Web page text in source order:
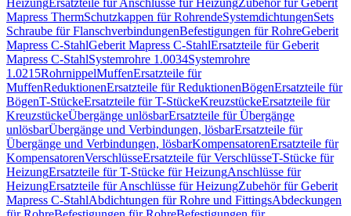
HeizungErsatzteile für Anschlüsse für HeizungZubehör für Geberit
Mapress ThermSchutzkappen für RohrendeSystemdichtungenSets
Schraube für FlanschverbindungenBefestigungen für RohreGeberit
Mapress C-StahlGeberit Mapress C-StahlErsatzteile für Geberit
Mapress C-StahlSystemrohre 1.0034Systemrohre
1.0215RohrnippelMuffenErsatzteile für
MuffenReduktionenErsatzteile für ReduktionenBögenErsatzteile für
BögenT-StückeErsatzteile für T-StückeKreuzstückeErsatzteile für
KreuzstückeÜbergänge unlösbarErsatzteile für Übergänge
unlösbarÜbergänge und Verbindungen, lösbarErsatzteile für
Übergänge und Verbindungen, lösbarKompensatorenErsatzteile für
KompensatorenVerschlüsseErsatzteile für VerschlüsseT-Stücke für
HeizungErsatzteile für T-Stücke für HeizungAnschlüsse für
HeizungErsatzteile für Anschlüsse für HeizungZubehör für Geberit
Mapress C-StahlAbdichtungen für Rohre und FittingsAbdeckungen